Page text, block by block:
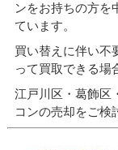
ンをお持ちの方を
ています。
買い替えに伴い不
って買取できる場
江戸川区・葛飾区
コンの売却をご検